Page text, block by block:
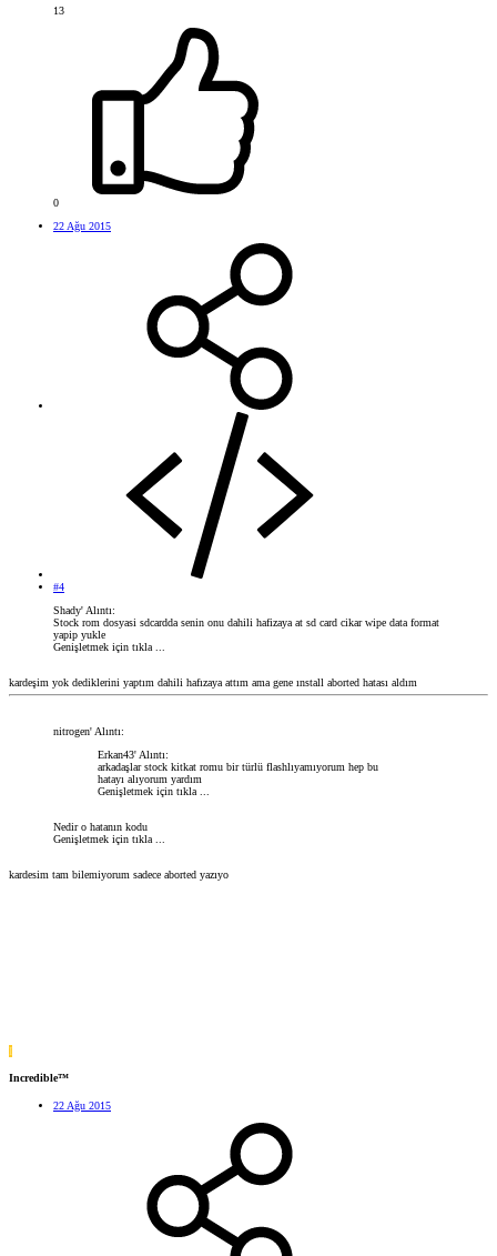
13
0
22 Ağu 2015
#4
Shady' Alıntı:
Stock rom dosyasi sdcardda senin onu dahili hafizaya at sd card cikar wipe data format
yapip yukle
Genişletmek için tıkla ...
kardeşim yok dediklerini yaptım dahili hafızaya attım ama gene ınstall aborted hatası aldım
nitrogen' Alıntı:
Erkan43' Alıntı:
arkadaşlar stock kitkat romu bir türlü flashlıyamıyorum hep bu
hatayı alıyorum yardım
Genişletmek için tıkla ...
Nedir o hatanın kodu
Genişletmek için tıkla ...
kardesim tam bilemiyorum sadece aborted yazıyo
I
Incredible™
22 Ağu 2015